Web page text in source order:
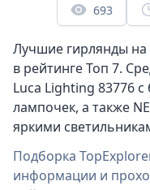
693
Лучшие гирлянды на
в рейтинге Топ 7.
Luca Lighting 83776
лампочек, а также
яркими
Подборка
информации и